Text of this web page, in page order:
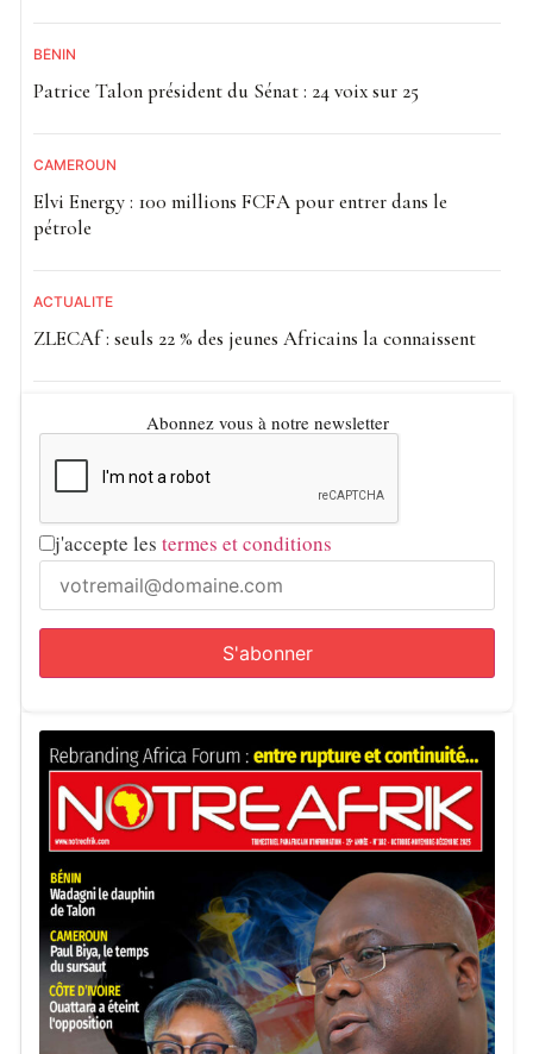
BÉNIN
Patrice Talon président du Sénat : 24 voix sur 25
CAMEROUN
Elvi Energy : 100 millions FCFA pour entrer dans le
pétrole
ACTUALITE
ZLECAf : seuls 22 % des jeunes Africains la connaissent
Abonnez vous à notre newsletter
j'accepte les termes et conditions